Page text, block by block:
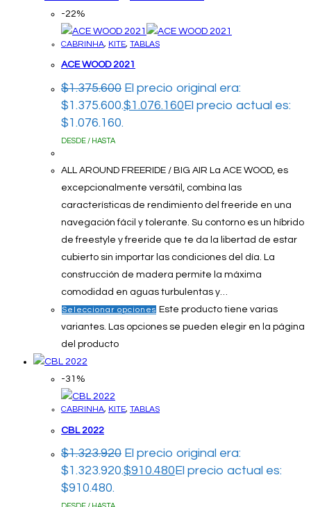
-22%
CABRINHA, KITE, TABLAS
ACE WOOD 2021
$1.375.600 El precio original era:
$1.375.600.$1.076.160El precio actual es:
$1.076.160.
DESDE / HASTA
ALL AROUND FREERIDE / BIG AIR La ACE WOOD, es
excepcionalmente versátil, combina las
características de rendimiento del freeride en una
navegación fácil y tolerante. Su contorno es un híbrido
de freestyle y freeride que te da la libertad de estar
cubierto sin importar las condiciones del día. La
construcción de madera permite la máxima
comodidad en aguas turbulentas y…
Seleccionar opciones Este producto tiene varias
variantes. Las opciones se pueden elegir en la página
del producto
-31%
CABRINHA, KITE, TABLAS
CBL 2022
$1.323.920 El precio original era:
$1.323.920.$910.480 El precio actual es:
$910.480.